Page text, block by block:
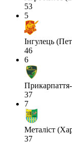
53
5
Інгулець
46
6
37
7
Металіст
37